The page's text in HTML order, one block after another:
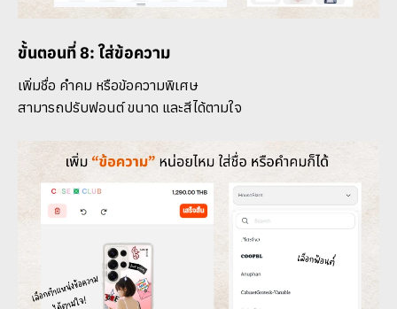
ขั้นตอนที่ 8: ใส่ข้อความ
เพิ่มชื่อ คำคม หรือข้อความพิเศษ
สามารถปรับฟอนต์ ขนาด และสีได้ตามใจ